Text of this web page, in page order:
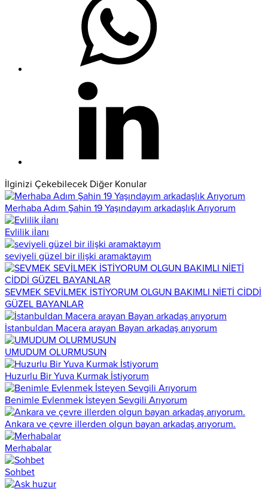
İlginizi Çekebilecek Diğer Konular
Merhaba Adım Şahin 19 Yaşındayım arkadaşlık Arıyorum
Evlilik iİanı
seviyeli güzel bir ilişki aramaktayım
SEVMEK SEVİLMEK İSTİYORUM OLGUN BAKIMLI NİETİ CİDDİ
GÜZEL BAYANLAR
İstanbuldan Macera arayan Bayan arkadaş arıyorum
UMUDUM OLURMUSUN
Huzurlu Bir Yuva Kurmak İstiyorum
Benimle Evlenmek İsteyen Sevgili Arıyorum
Ankara ve çevre illerden olgun bayan arkadaş arıyorum.
Merhabalar
Sohbet